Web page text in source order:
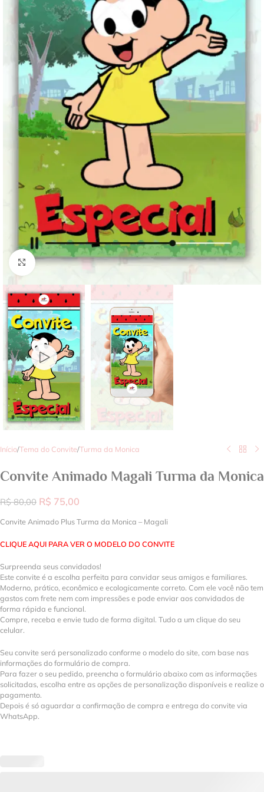
Clique para ampliar
Início/Tema do Convite/Turma da Monica
Convite Animado Magali Turma da Monica
R$80,00 R$ 75,00
Convite Animado Plus Turma da Monica – Magali
CLIQUE AQUI PARA VER O MODELO DO CONVITE
Surpreenda seus convidados!
Este convite é a escolha perfeita para convidar seus amigos e familiares.
Moderno, prático, econômico e ecologicamente correto. Com ele você não tem
gastos com frete nem com impressões e pode enviar aos convidados de
forma rápida e funcional.
Compre, receba e envie tudo de forma digital. Tudo a um clique do seu
celular.
Seu convite será personalizado conforme o modelo do site, com base nas
informações do formulário de compra.
Para fazer o seu pedido, preencha o formulário abaixo com as informações
solicitadas, escolha entre as opções de personalização disponíveis e realize o
pagamento.
Depois é só aguardar a confirmação de compra e entrega do convite via
WhatsApp.